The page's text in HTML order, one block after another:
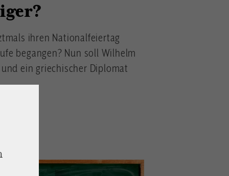
ihren Nationalfeiertag
begangen? Nun soll Wilhelm
ein griechischer Diplomat